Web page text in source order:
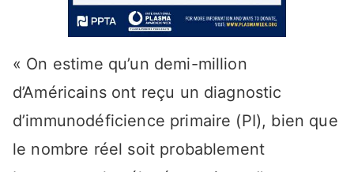
« On estime qu’un demi-million
d’Américains ont reçu un diagnostic
d’immunodéficience primaire (PI), bien que
le nombre réel soit probablement